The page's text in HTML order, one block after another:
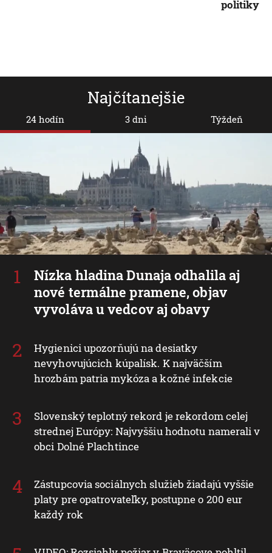
Najčítanejšie
24 hodín
Nízka hladina Dunaja odhalila aj
nové termálne pramene, objav
vyvoláva u vedcov aj obavy
Hygienici upozorňujú na desiatky
nevyhovujúcich kúpalísk. K najväčším
hrozbám patria mykóza a kožné infekcie
Slovenský teplotný rekord je rekordom celej
strednej Európy: Najvyššiu hodnotu namerali v
obci Dolné Plachtince
Zástupcovia sociálnych služieb žiadajú vyššie
platy pre opatrovateľky, postupne o 200 eur
každý rok
3 dni Týždeň
politiky